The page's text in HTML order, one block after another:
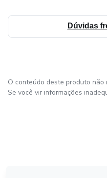
experiência possível!
Dúvidas
O conteúdo deste produto
Se você vir informações